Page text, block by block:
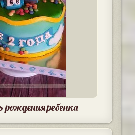
рождения ребенка